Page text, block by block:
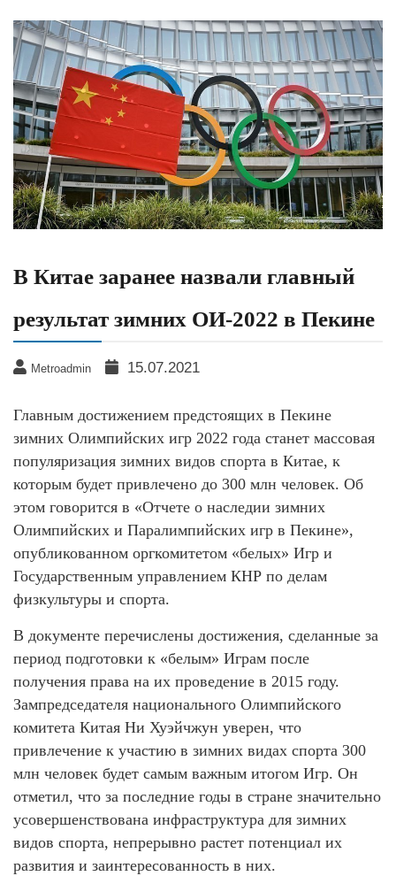
В Китае заранее назвали главный
результат зимних ОИ-2022 в Пекине
Metroadmin 15.07.2021
Главным достижением предстоящих в Пекине
зимних Олимпийских игр 2022 года станет массовая
популяризация зимних видов спорта в Китае, к
которым будет привлечено до 300 млн человек. Об
этом говорится в «Отчете о наследии зимних
Олимпийских и Паралимпийских игр в Пекине»,
опубликованном оргкомитетом «белых» Игр и
Государственным управлением КНР по делам
физкультуры и спорта.
В документе перечислены достижения, сделанные за
период подготовки к «белым» Играм после
получения права на их проведение в 2015 году.
Зампредседателя национального Олимпийского
комитета Китая Ни Хуэйчжун уверен, что
привлечение к участию в зимних видах спорта 300
млн человек будет самым важным итогом Игр. Он
отметил, что за последние годы в стране значительно
усовершенствована инфраструктура для зимних
видов спорта, непрерывно растет потенциал их
развития и заинтересованность в них.